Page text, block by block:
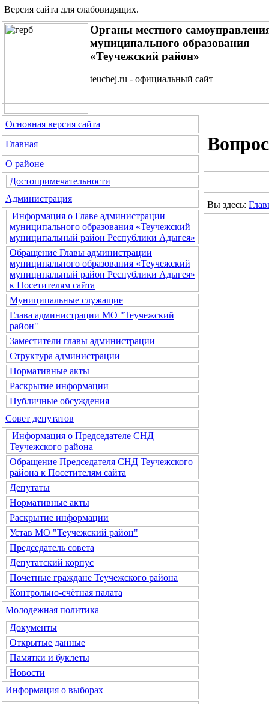
Версия сайта для слабовидящих.
Органы местного
муниципального образования
«Теучежский район»
teuchej.ru - официальный сайт
Основная версия сайта
Главная
О районе
Достопримечательности
Администрация
Информация о Главе администрации
муниципального образования «Теучежский
муниципальный район Республики Адыгея»
Обращение Главы администрации
муниципального образования «Теучежский
муниципальный район Республики Адыгея»
к Посетителям сайта
Муниципальные служащие
Глава администрации МО "Теучежский
район"
Заместители главы администрации
Структура администрации
Нормативные акты
Раскрытие информации
Публичные обсуждения
Совет депутатов
Информация о Председателе СНД
Теучежского района
Обращение Председателя СНД Теучежского
района к Посетителям сайта
Депутаты
Нормативные акты
Раскрытие информации
Устав МО "Теучежский район"
Председатель совета
Депутатский корпус
Почетные граждане Теучежского района
Контрольно-счётная палата
Молодежная политика
Документы
Открытые данные
Памятки и буклеты
Новости
Информация о выборах
Вы здесь: